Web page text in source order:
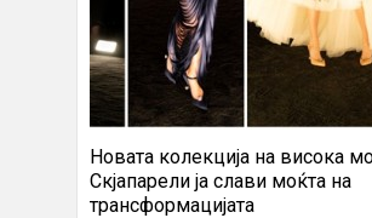
Новата колекција на висока
Скјапарели ја слави моќта на
трансформацијата